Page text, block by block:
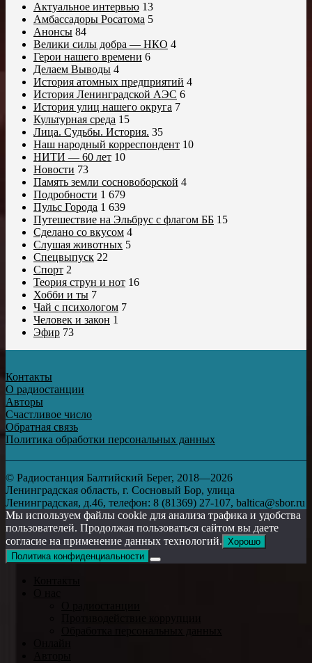
Актуальное интервью 13
Амбассадоры Росатома 5
Анонсы 84
Велики силы добра — НКО 4
Герои нашего времени 6
Делаем Выводы 4
История атомных предприятий 4
История Ленинградской АЭС 6
История улиц нашего округа 7
Культурная среда 15
Лица. Судьбы. История. 35
Наш народный корреспондент 10
НИТИ — 60 лет 10
Новости 73
Память земли сосновоборской 4
Подробности 1 679
Пульс Города 1 639
Путешествие на Эльбрус с флагом ББ 15
Сделано со вкусом 4
Слушая животных 5
Спецвыпуск 22
Спорт 2
Теория струн и нот 16
Хобби и ты 7
Чай с психологом 7
Человек и закон 1
Эфир 73
Контакты
О радиостанции
Авторы
Счастливое число
Обратная связь
Политика обработки персональных данных
© Радиостанция Балтийский Берег, 2018—2026
Ленинградская область, г. Сосновый Бор, улица
Ленинградская, д.46, телефон: 8 (81369) 27-107, baltica@sbor.ru
Мы используем файлы cookie для анализа трафика и удобства
пользователей. Продолжая пользоваться сайтом вы даете
согласие на применение данных технологий. Хорошо
Политика конфиденциальности